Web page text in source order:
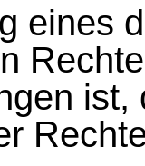
eines
ist,